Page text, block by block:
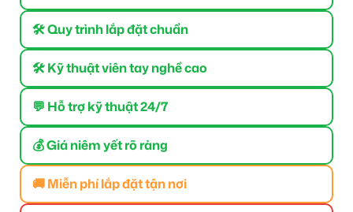
🛠 Quy trình lắp đặt chuẩn
🛠 Kỹ thuật viên tay nghề cao
💬 Hỗ trợ kỹ thuật 24/7
💰 Giá niêm yết rõ ràng
🚚 Miễn phí lắp đặt tận nơi